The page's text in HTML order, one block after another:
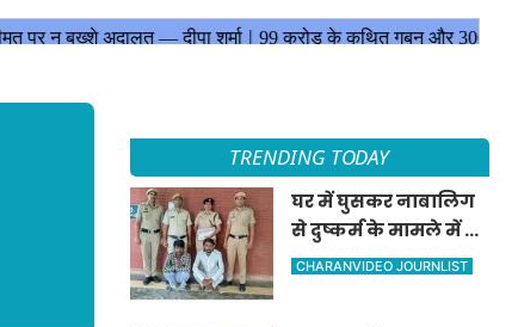
TRENDING TODAY
घर में घुसकर नाबालिग
से दुष्कर्म के मामले में दो
आरोपी गिरफ्तार,
CHARANVIDEO JOURNLIST